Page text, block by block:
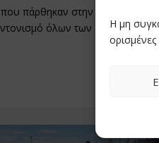
Η μη
ορισμένες
πάρθηκαν στην ευρεία
όλων των εν εξελίξει